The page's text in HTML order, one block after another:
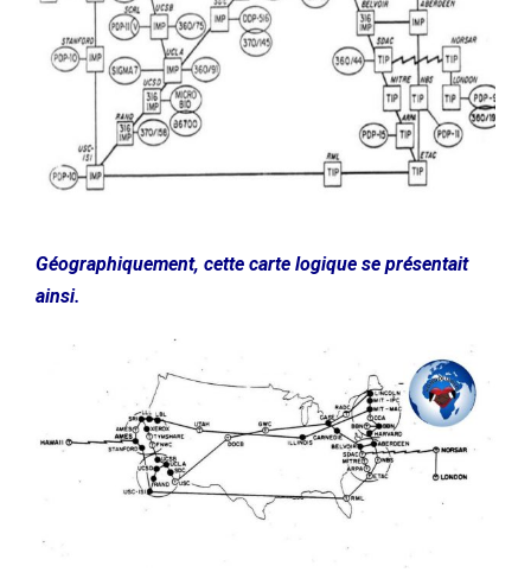
Géographiquement, cette carte logique se présentait
ainsi.